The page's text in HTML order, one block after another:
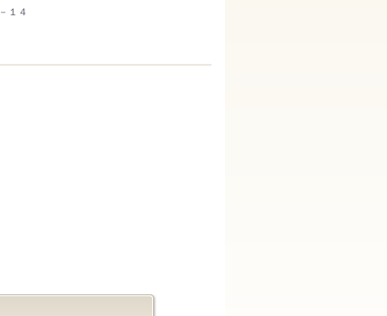
１４